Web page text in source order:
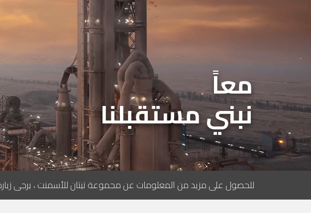
معاً
نبني مستقبلنا
للحصول على مزيد من المعلومات عن مجموعة تيتان للأسمنت ، يرجى